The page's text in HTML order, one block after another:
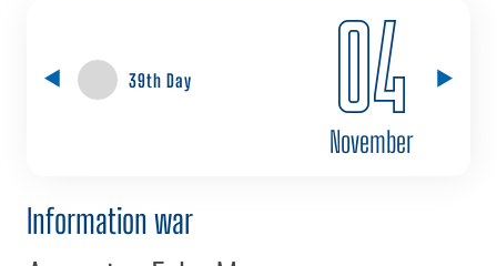
39th Day 04
November
Information war